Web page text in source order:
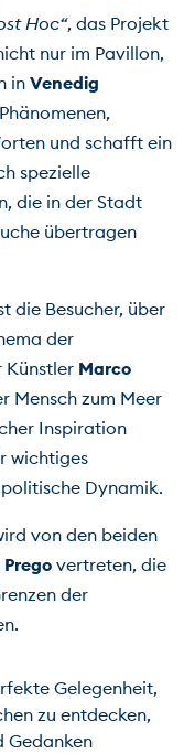
Hoc“, das Projekt
nur im Pavillon,
in Venedig
und schafft ein
spezielle
die in der Stadt
übertragen
die Besucher, über
der
Künstler Marco
Mensch zum Meer
Inspiration
wichtiges
Dynamik.
von den beiden
vertreten, die
der
Gelegenheit,
zu entdecken,
Gedanken